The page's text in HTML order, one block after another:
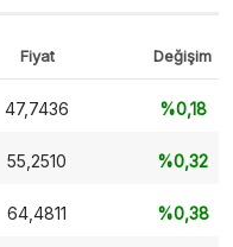
Fiyat Değişim
47,7436 %0,18
55,2510 %0,32
64,4811 %0,38